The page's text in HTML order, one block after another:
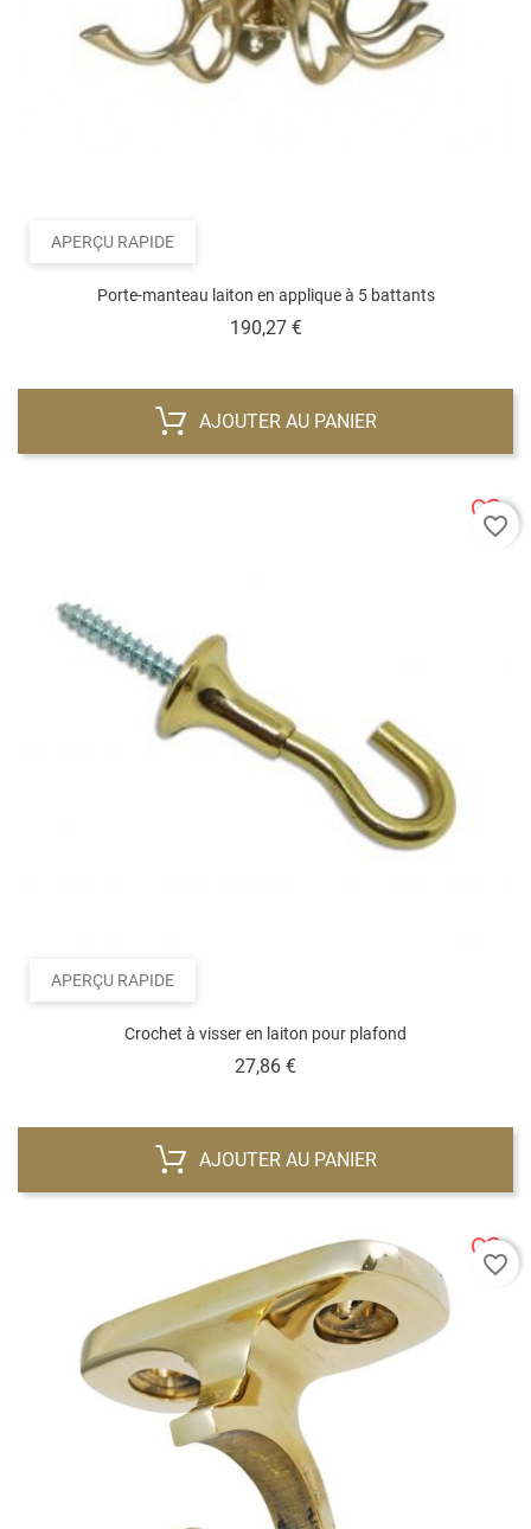
APERÇU RAPIDE
Porte-manteau laiton en applique à 5 battants
190,27 €Prix
AJOUTER AU PANIER
APERÇU RAPIDE
Crochet à visser en laiton pour plafond
27,86 €Prix
AJOUTER AU PANIER
favorite_border
favorite_border